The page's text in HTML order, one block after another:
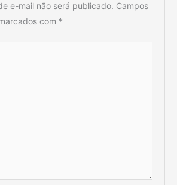
e-mail não será publicado. Campos
com *